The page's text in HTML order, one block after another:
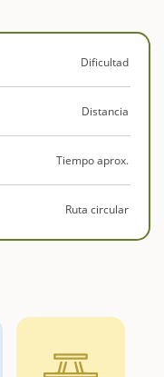
Dificultad
Distancia
Tiempo aprox.
Ruta circular